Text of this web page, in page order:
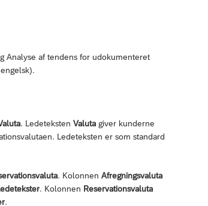
Analyse af tendens for udokumenteret
. Ledeteksten Valuta giver kunderne
Ledeteksten er som standard
. Kolonnen Afregningsvaluta
. Kolonnen Reservationsvaluta
.